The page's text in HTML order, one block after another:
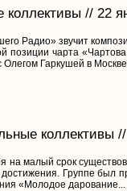
// 22
Радио» звучит
позиции чарта
Олегом Гаркушей в
коллективы
на малый срок
Группе был
«Молодое дарование...